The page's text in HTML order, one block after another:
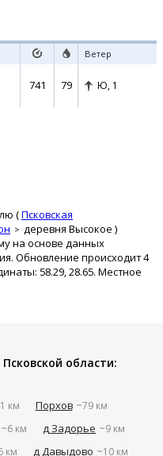
Ветер
741 79 Ю, 1
(Псковская
деревня Высокое )
на основе данных
Обновление происходит 4
58.29, 28.65. Местное
области:
км Порхов ~79 км
~6 км д Задорье ~9 км
км д Давыдово ~10 км